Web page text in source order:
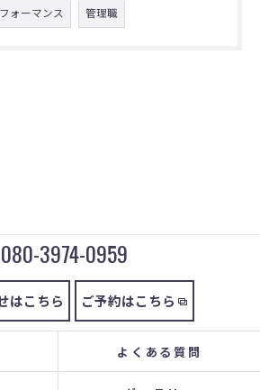
ォーマンス 管理職
080-3974-0959
はこちら ご予約はこちら
よくある質問